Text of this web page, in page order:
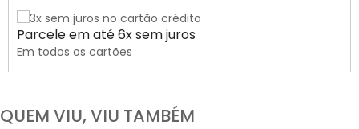
Parcele em até 6x sem juros
Em todos os cartões
QUEM VIU, VIU TAMBÉM